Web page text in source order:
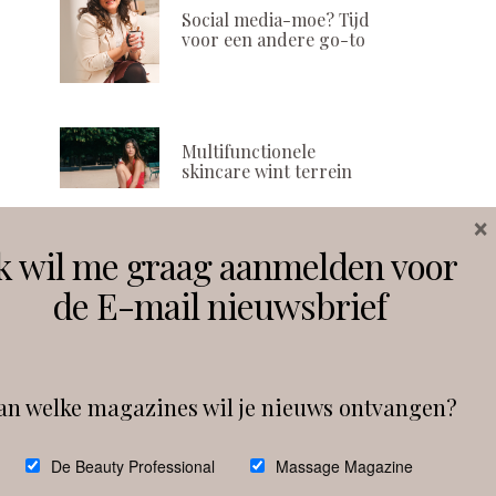
Social media-moe? Tijd
voor een andere go-to
Multifunctionele
skincare wint terrein
Volg ons
Follow on Instagram
wil me graag aanmelden voor
de E-mail nieuwsbrief
welke magazines wil je nieuws ontvangen?
De Beauty Professional Massage Magazine
×